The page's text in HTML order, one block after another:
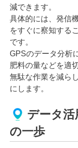
減できます。
具体的には、発信
をすぐに察知する
です。
GPSのデータ分析
肥料の量などを適
無駄な作業を減ら
にします。
データ活
の一歩